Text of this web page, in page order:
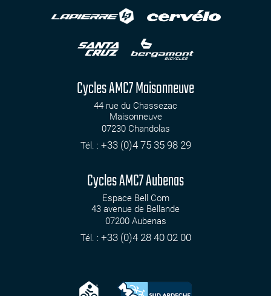
Cycles AMC7 Maisonneuve
44 rue du Chassezac
Maisonneuve
07230 Chandolas
Tél. : +33 (0)4 75 35 98 29
Cycles AMC7 Aubenas
Espace Bell Com
43 avenue de Bellande
07200 Aubenas
Tél. : +33 (0)4 28 40 02 00